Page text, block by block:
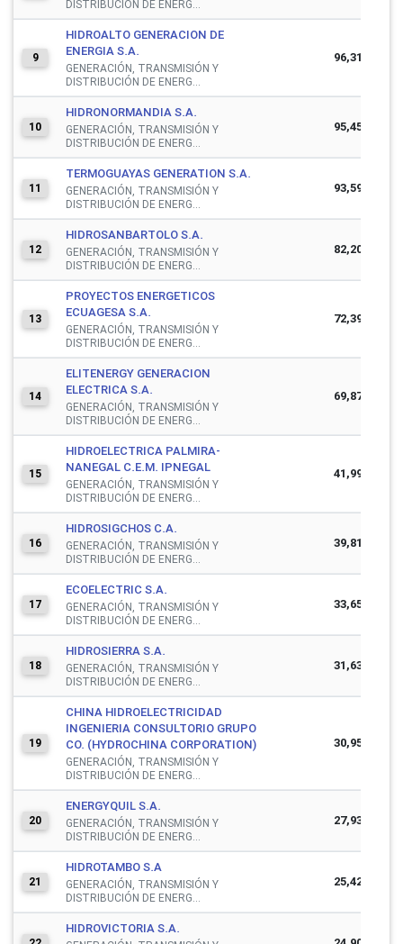
DISTRIBUCIÓN DE ENERG...
9
HIDROALTO GENERACION DE
ENERGIA S.A.
GENERACIÓN, TRANSMISIÓN Y
DISTRIBUCIÓN DE ENERG...
96,312,288
10
HIDRONORMANDIA S.A.
GENERACIÓN, TRANSMISIÓN Y
DISTRIBUCIÓN DE ENERG...
95,451,737
11
TERMOGUAYAS GENERATION S.A.
GENERACIÓN, TRANSMISIÓN Y
DISTRIBUCIÓN DE ENERG...
93,595,985
12
HIDROSANBARTOLO S.A.
GENERACIÓN, TRANSMISIÓN Y
DISTRIBUCIÓN DE ENERG...
82,202,012
13
PROYECTOS ENERGETICOS
ECUAGESA S.A.
GENERACIÓN, TRANSMISIÓN Y
DISTRIBUCIÓN DE ENERG...
72,395,283
14
ELITENERGY GENERACION
ELECTRICA S.A.
GENERACIÓN, TRANSMISIÓN Y
DISTRIBUCIÓN DE ENERG...
69,874,845
15
HIDROELECTRICA PALMIRA-
NANEGAL C.E.M. IPNEGAL
GENERACIÓN, TRANSMISIÓN Y
DISTRIBUCIÓN DE ENERG...
41,993,937
16
HIDROSIGCHOS C.A.
GENERACIÓN, TRANSMISIÓN Y
DISTRIBUCIÓN DE ENERG...
39,815,144
17
ECOELECTRIC S.A.
GENERACIÓN, TRANSMISIÓN Y
DISTRIBUCIÓN DE ENERG...
33,659,731
18
HIDROSIERRA S.A.
GENERACIÓN, TRANSMISIÓN Y
DISTRIBUCIÓN DE ENERG...
31,639,253
19
CHINA HIDROELECTRICIDAD
INGENIERIA CONSULTORIO GRUPO
CO. (HYDROCHINA CORPORATION)
GENERACIÓN, TRANSMISIÓN Y
DISTRIBUCIÓN DE ENERG...
30,953,022
20
ENERGYQUIL S.A.
GENERACIÓN, TRANSMISIÓN Y
DISTRIBUCIÓN DE ENERG...
27,930,016
21
HIDROTAMBO S.A
GENERACIÓN, TRANSMISIÓN Y
DISTRIBUCIÓN DE ENERG...
25,425,893
HIDROVICTORIA S.A.